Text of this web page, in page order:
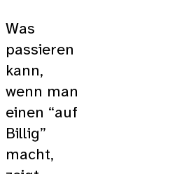
Was
passieren
kann,
wenn man
einen “auf
Billig”
macht,